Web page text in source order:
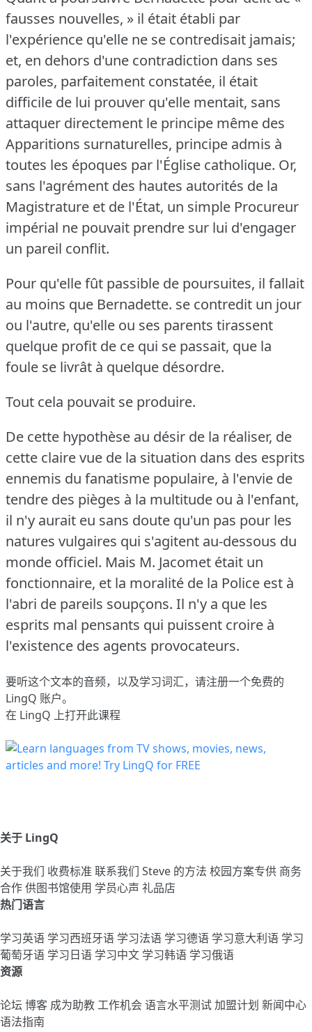
fausses nouvelles, » il était établi par
l'expérience qu'elle ne se contredisait jamais;
et, en dehors d'une contradiction dans ses
paroles, parfaitement constatée, il était
difficile de lui prouver qu'elle mentait, sans
attaquer directement le principe même des
Apparitions surnaturelles, principe admis à
toutes les époques par l'Église catholique. Or,
sans l'agrément des hautes autorités de la
Magistrature et de l'État, un simple Procureur
impérial ne pouvait prendre sur lui d'engager
un pareil conflit.
Pour qu'elle fût passible de poursuites, il fallait
au moins que Bernadette. se contredit un jour
ou l'autre, qu'elle ou ses parents tirassent
quelque profit de ce qui se passait, que la
foule se livrât à quelque désordre.
Tout cela pouvait se produire.
De cette hypothèse au désir de la réaliser, de
cette claire vue de la situation dans des esprits
ennemis du fanatisme populaire, à l'envie de
tendre des pièges à la multitude ou à l'enfant,
il n'y aurait eu sans doute qu'un pas pour les
natures vulgaires qui s'agitent au-dessous du
monde officiel. Mais M. Jacomet était un
fonctionnaire, et la moralité de la Police est à
l'abri de pareils soupçons. Il n'y a que les
esprits mal pensants qui puissent croire à
l'existence des agents provocateurs.
要听这个文本的音频，以及学习词汇，请注册一个免费的
LingQ 账户。
在 LingQ 上打开此课程
关于 LingQ
关于我们 收费标准 联系我们 Steve 的方法 校园方案专供 商务
合作供图书馆使用 学员心声 礼品店
热门语言
学习英语 学习西班牙语 学习法语 学习德语 学习意大利语 学习
葡萄牙语 学习日语 学习中文 学习韩语 学习俄语
资源
论坛 博客 成为助教工作机会语言水平测试加盟计划 新闻中心
语法指南